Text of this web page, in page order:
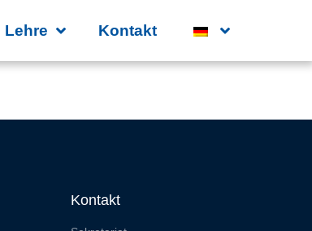
Lehre Kontakt
Kontakt